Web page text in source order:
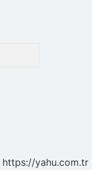
https://yahu.com.tr